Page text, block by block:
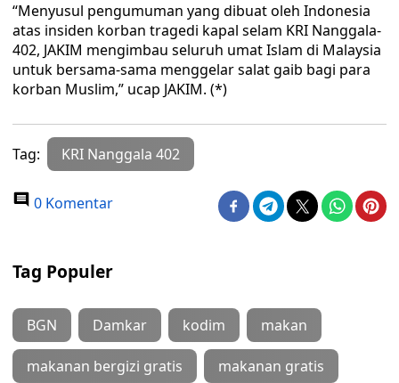
“Menyusul pengumuman yang dibuat oleh Indonesia
atas insiden korban tragedi kapal selam KRI Nanggala-
402, JAKIM mengimbau seluruh umat Islam di Malaysia
untuk bersama-sama menggelar salat gaib bagi para
korban Muslim,” ucap JAKIM. (*)
Tag: KRI Nanggala 402
0 Komentar
Tag Populer
BGN Damkar kodim makan
makanan bergizi gratis makanan gratis